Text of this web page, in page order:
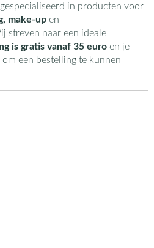
in producten voor
make-upen
streven naar een ideale
is gratis vanaf 35 euroen je
om een bestelling te kunnen